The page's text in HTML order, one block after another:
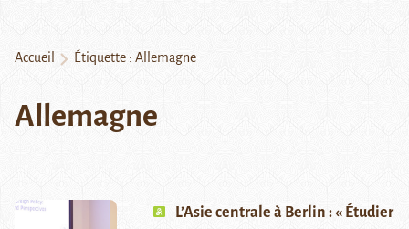
Accueil Étiquette : Allemagne
Allemagne
L’Asie centrale à Berlin : « Étudier